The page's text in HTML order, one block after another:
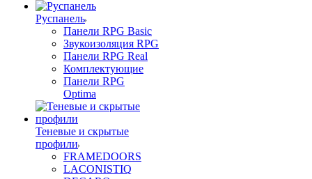
Руспанель
Панели RPG Basic
Звукоизоляция RPG
Панели RPG Real
Комплектующие
Панели RPG
Optima
Теневые и скрытые
профили
FRAMEDOORS
LACONISTIQ